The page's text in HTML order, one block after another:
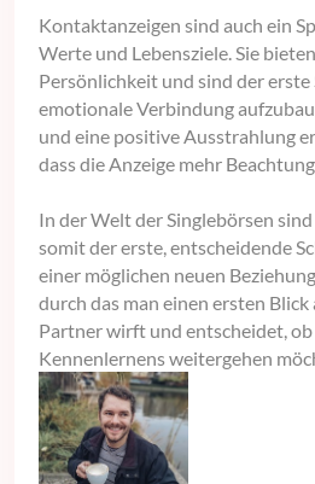
Kontaktanzeigen sind auch ein
Werte und Lebensziele. Sie
Persönlichkeit und sind der erste
emotionale Verbindung
und eine positive Ausstrahlung
dass die Anzeige mehr
In der Welt der Singlebörsen
somit der erste, entscheidende
einer möglichen neuen
durch das man einen ersten
Partner wirft und entscheidet, ob
Kennenlernens weitergehen